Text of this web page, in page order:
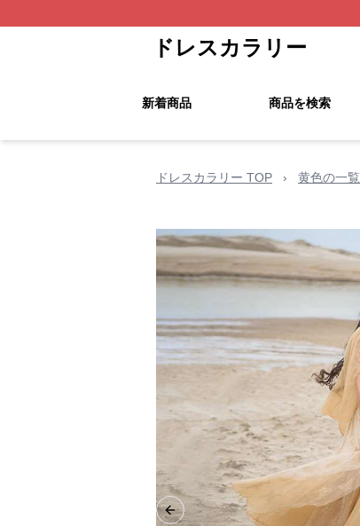
ドレスカラリー
新着商品 商品を検索
ドレスカラリー TOP › 黄色の一覧
Previous slide